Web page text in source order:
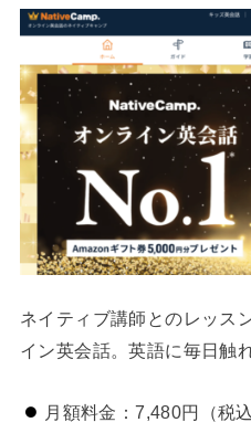
ネイティブ講師とのレッス
イン英会話。英語に毎日触
月額料金：7,480円（税込